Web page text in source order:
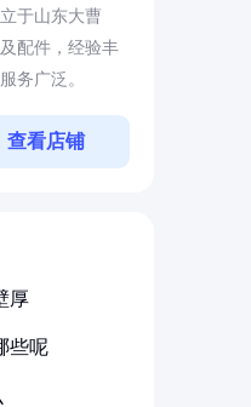
于山东大曹
配件，经验丰
务广泛。
查看店铺
厚
些呢